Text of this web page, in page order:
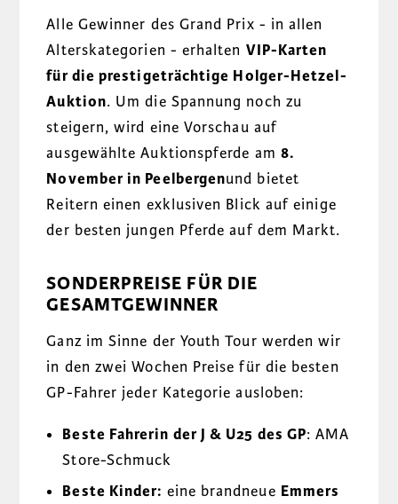
Alle Gewinner des Grand Prix - in allen
Alterskategorien - erhalten VIP-Karten
für die prestigeträchtige Holger-Hetzel-
Auktion. Um die Spannung noch zu
steigern, wird eine Vorschau auf
ausgewählte Auktionspferde am 8.
November in Peelbergenund bietet
Reitern einen exklusiven Blick auf einige
der besten jungen Pferde auf dem Markt.
SONDERPREISE FÜR DIE
GESAMTGEWINNER
Ganz im Sinne der Youth Tour werden wir
in den zwei Wochen Preise für die besten
GP-Fahrer jeder Kategorie ausloben:
Beste Fahrerin der J & U25 des GP: AMA
Store-Schmuck
Beste Kinder: eine brandneue Emmers